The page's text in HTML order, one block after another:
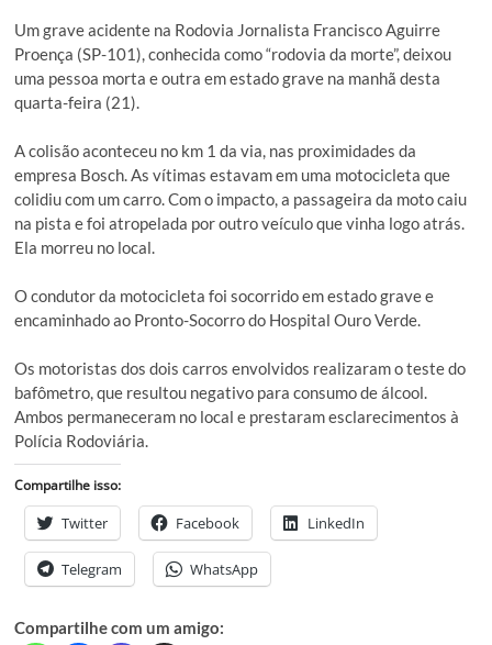
Um grave acidente na Rodovia Jornalista Francisco Aguirre
Proença (SP-101), conhecida como “rodovia da morte”, deixou
uma pessoa morta e outra em estado grave na manhã desta
quarta-feira (21).
A colisão aconteceu no km 1 da via, nas proximidades da
empresa Bosch. As vítimas estavam em uma motocicleta que
colidiu com um carro. Com o impacto, a passageira da moto caiu
na pista e foi atropelada por outro veículo que vinha logo atrás.
Ela morreu no local.
O condutor da motocicleta foi socorrido em estado grave e
encaminhado ao Pronto-Socorro do Hospital Ouro Verde.
Os motoristas dos dois carros envolvidos realizaram o teste do
bafômetro, que resultou negativo para consumo de álcool.
Ambos permaneceram no local e prestaram esclarecimentos à
Polícia Rodoviária.
Compartilhe isso:
Twitter Facebook LinkedIn
Telegram WhatsApp
Compartilhe com um amigo: